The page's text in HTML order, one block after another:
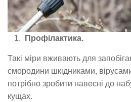
Профілактика.
Такі міри вживають для
смородини шкідниками,
потрібно зробити навесні до
кущах.